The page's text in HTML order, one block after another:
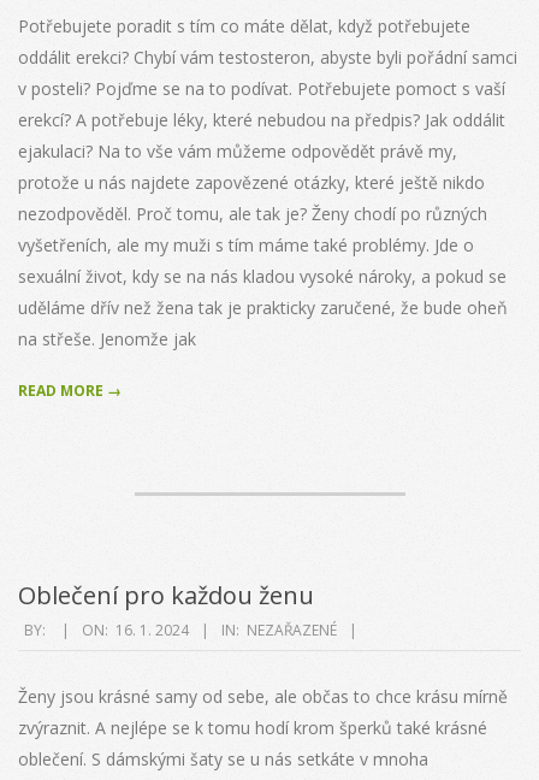
19
Potřebujete poradit s tím co máte dělat, když potřebujete
oddálit erekci? Chybí vám testosteron, abyste byli pořádní samci
v posteli? Pojďme se na to podívat. Potřebujete pomoct s vaší
erekcí? A potřebuje léky, které nebudou na předpis? Jak oddálit
ejakulaci? Na to vše vám můžeme odpovědět právě my,
protože u nás najdete zapovězené otázky, které ještě nikdo
nezodpověděl. Proč tomu, ale tak je? Ženy chodí po různých
vyšetřeních, ale my muži s tím máme také problémy. Jde o
sexuální život, kdy se na nás kladou vysoké nároky, a pokud se
uděláme dřív než žena tak je prakticky zaručené, že bude oheň
na střeše. Jenomže jak
READ MORE →
Oblečení pro každou ženu
2024-
16
BY: ON: 16. 1. 2024 IN: NEZAŘAZENÉ
Ženy jsou krásné samy od sebe, ale občas to chce krásu mírně
zvýraznit. A nejlépe se k tomu hodí krom šperků také krásné
oblečení. S dámskými šaty se u nás setkáte v mnoha